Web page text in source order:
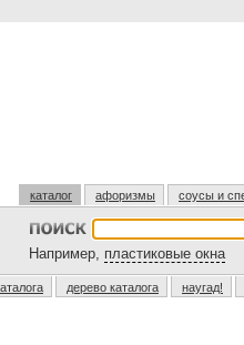
каталог афоризмы соусы и
Например, пластиковые окна
дерево каталога наугад!